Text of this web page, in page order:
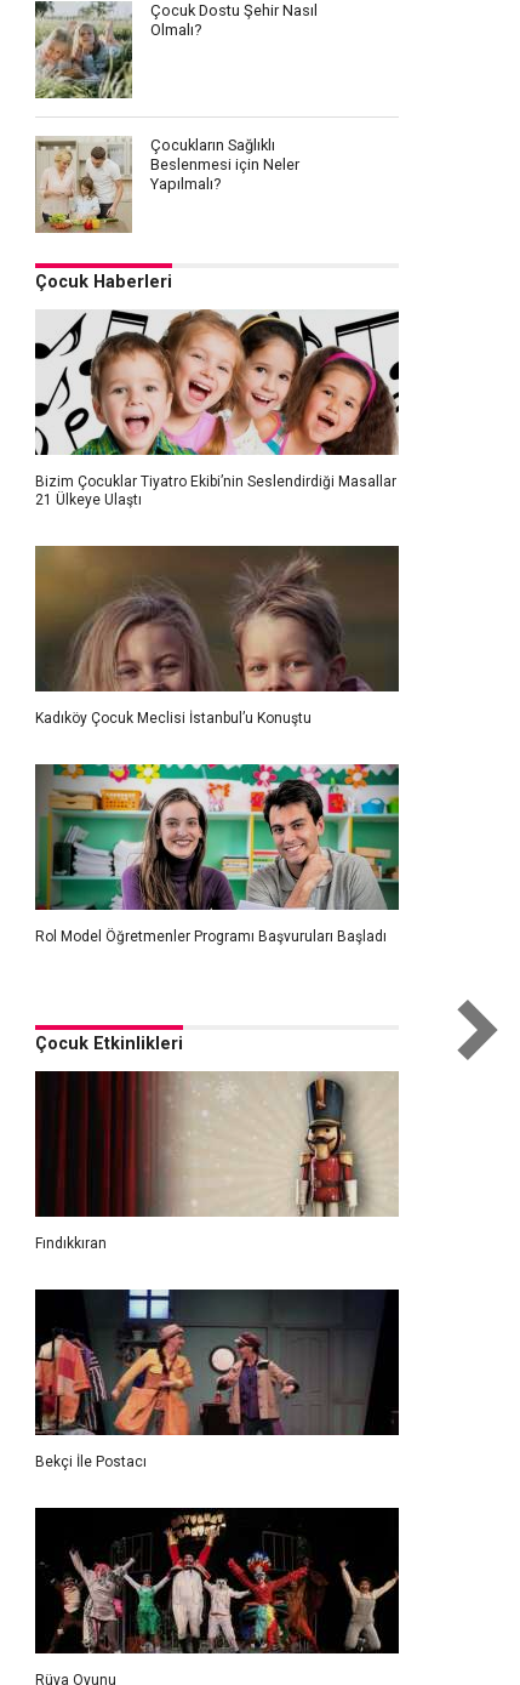
Çocuk Dostu Şehir Nasıl
Olmalı?
Çocukların Sağlıklı
Beslenmesi için Neler
Yapılmalı?
Çocuk Haberleri
Bizim Çocuklar Tiyatro Ekibi’nin Seslendirdiği Masallar
21 Ülkeye Ulaştı
Kadıköy Çocuk Meclisi İstanbul’u Konuştu
Rol Model Öğretmenler Programı Başvuruları Başladı
Çocuk Etkinlikleri
Fındıkkıran
Bekçi İle Postacı
Rüya Oyunu